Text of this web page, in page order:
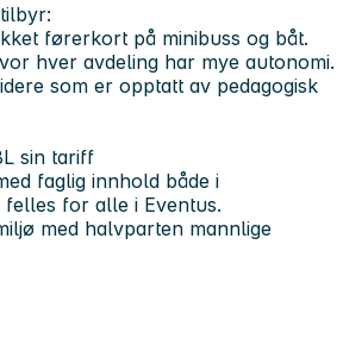
førerkort på minibuss og båt.
hver avdeling har mye autonomi.
som er opptatt av pedagogisk
sin tariff
faglig innhold både i
for alle i Eventus.
med halvparten mannlige